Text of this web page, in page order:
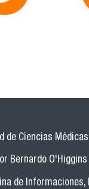
de Ciencias
Bernardo
de